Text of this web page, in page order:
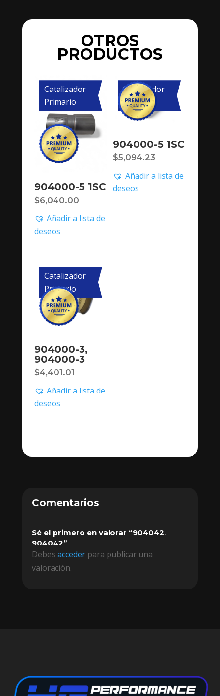
OTROS
PRODUCTOS
Catalizador
Primario
904000-5 1SC
$6,040.00
Añadir a lista de
deseos
Catalizador
Primario
904000-5 1SC
$5,094.23
Añadir a lista de
deseos
Catalizador
Primario
904000-3,
904000-3
$4,401.01
Añadir a lista de
deseos
Comentarios
Sé el primero en valorar “904042,
904042”
Debes accederpara publicar una
valoración.